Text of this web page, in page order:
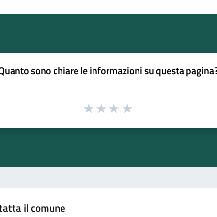
sono chiare le informazioni su questa
il comune